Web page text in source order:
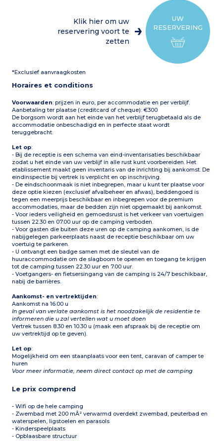
UW
RESERVERING
Klik hier om uw
reservering voort te
zetten
*Exclusief aanvraagkosten
Horaires et conditions
Voorwaarden: prijzen in euro, per accommodatie en per verblijf.
Aanbetaling ter plaatse (creditcard of cheque): €300
De borgsom wordt aan het einde van het verblijf terugbetaald als de
accommodatie onbeschadigd en in perfecte staat wordt
teruggebracht.
Let op:
- Bij de receptie is een schema van eind-inventarisaties beschikbaar
zodat u het einde van uw verblijf in alle rust kunt voorbereiden. Het
etablissement maakt geen inventaris van de inrichting bij aankomst. De
eindinspectie bij vertrek is verplicht en op inschrijving.
- De eindschoonmaak is niet inbegrepen, maar u kunt ter plaatse voor
deze optie kiezen (exclusief afvalbeheer en afwas), beddengoed is
tegen een meerprijs beschikbaar en inbegrepen voor de premium
accommodaties, maar de bedden zijn niet opgemaakt bij aankomst.
- Voor ieders veiligheid en gemoedsrust is het verkeer van voertuigen
tussen 22.30 en 07.00 uur op de camping verboden.
- Voor gasten die buiten deze uren op de camping aankomen, is de
nabijgelegen parkeerplaats naast de receptie beschikbaar om uw
voertuig te parkeren.
- U ontvangt een badge samen met de sleutel van de
huuraccommodatie om de slagboom te openen en toegang te krijgen
tot de camping tussen 22.30 uur en 7.00 uur.
- Voetgangers- en fietsersingang van de camping is 24/7 beschikbaar,
nabij de barrières.
Aankomst- en vertrektijden:
Aankomst na 16.00 u
In geval van verlate aankomst is het noodzakelijk de residentie te
informeren die u zal vertellen wat u moet doen
Vertrek tussen 8.30 en 10.30 u (maak een afspraak bij de receptie om
uw vertrektijd op te geven).
Let op:
Mogelijkheid om een staanplaats voor een tent, caravan of camper te
huren
Voor meer informatie, neem direct contact op met de camping
Le prix comprend
- Wifi op de hele camping
- Zwembad met 200 mÂ² verwarmd overdekt zwembad, peuterbad en
waterspelen, ligstoelen en parasols
- Kinderspeelplaats
- Opblaasbare structuur